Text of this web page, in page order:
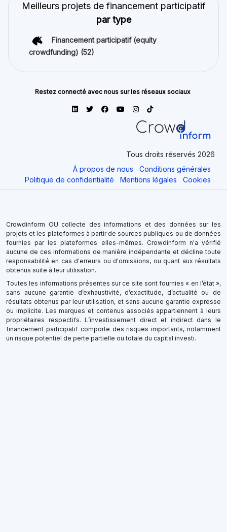
Meilleurs projets de financement participatif
par type
Financement participatif (equity
crowdfunding) (52)
Restez connecté avec nous sur les réseaux sociaux
Tous droits réservés 2026
À propos de nous
Conditions générales
Politique de confidentialité
Mentions légales Cookies
Crowdinform OU collecte des informations et des données sur les
projets et les plateformes à partir de sources publiques ou de données
fournies par les plateformes elles-mêmes. Crowdinform n'a vérifié
aucune de ces informations de manière indépendante et décline toute
responsabilité en cas d'erreurs ou d'omissions, ou quant aux résultats
obtenus suite à leur utilisation.
Toutes les informations présentes sur ce site sont fournies « en l’état »,
sans aucune garantie d’exhaustivité, d’exactitude, d’actualité ou de
résultats obtenus par leur utilisation, et sans aucune garantie expresse
ou implicite. Les marques et contenus associés appartiennent à leurs
propriétaires respectifs. L’investissement direct et indirect dans le
financement participatif comporte des risques importants, notamment
un risque potentiel de perte partielle ou totale du capital investi.